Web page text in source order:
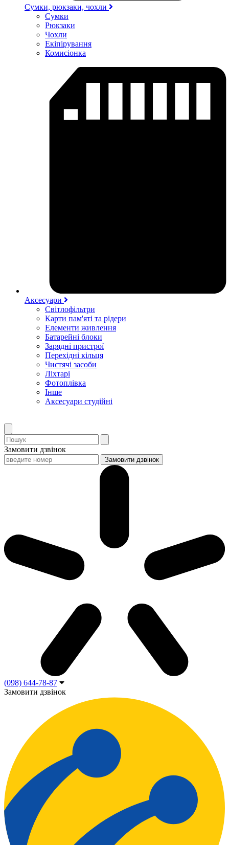
Сумки, рюкзаки, чохли
Сумки
Рюкзаки
Чохли
Екіпірування
Комисіонка
Аксесуари
Світлофільтри
Карти пам'яті та рідери
Елементи живлення
Батарейні блоки
Зарядні пристрої
Перехідні кільця
Чистячі засоби
Ліхтарі
Фотоплівка
Інше
Аксесуари студійні
Замовити дзвінок
(098) 644-78-87
Замовити дзвінок